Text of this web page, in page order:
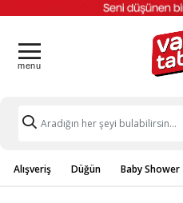
Alışveriş Düğün Baby Shower